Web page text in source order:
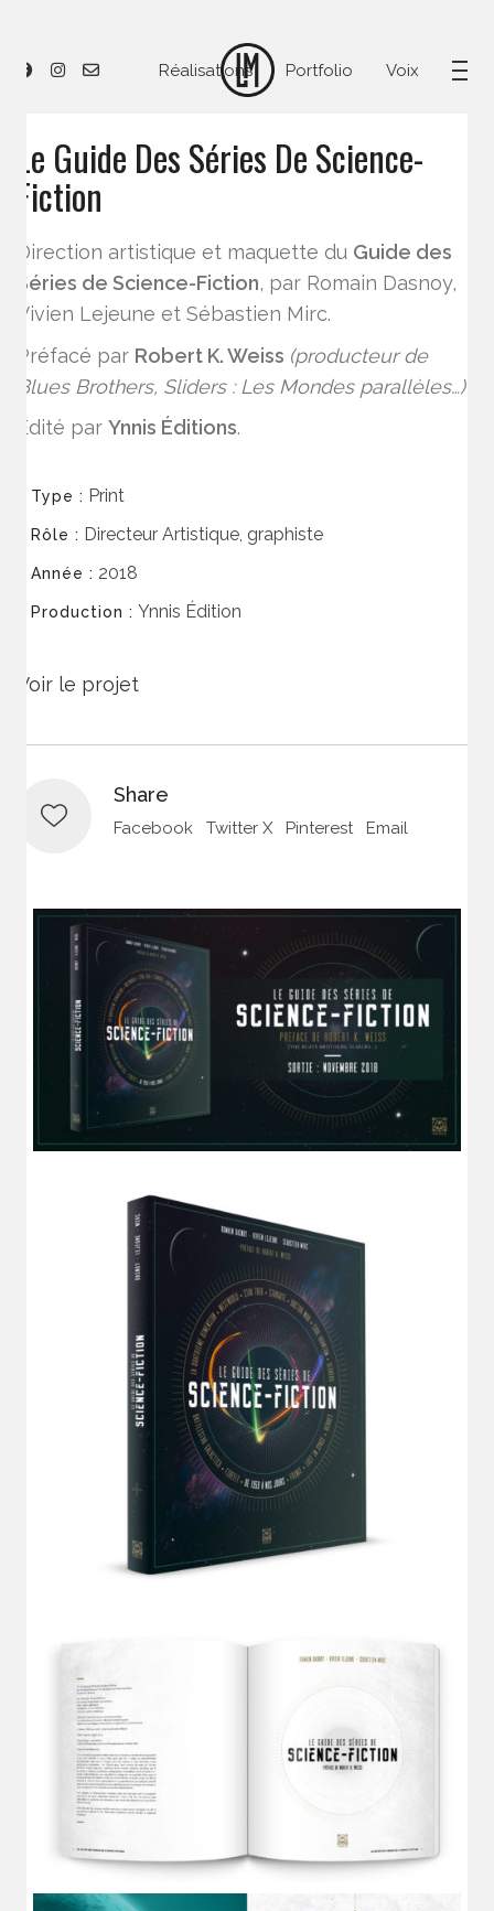
Réalisations Portfolio Voix
Le Guide Des Séries De Science-
Fiction
Direction artistique et maquette du Guide des
Séries de Science-Fiction, par Romain Dasnoy,
Vivien Lejeune et Sébastien Mirc.
Préfacé par Robert K. Weiss (producteur de
Blues Brothers, Sliders : Les Mondes parallèles…)
Édité par Ynnis Éditions.
Type : Print
Rôle : Directeur Artistique, graphiste
Année : 2018
Production : Ynnis Édition
Voir le projet
Share
Facebook Twitter X Pinterest Email